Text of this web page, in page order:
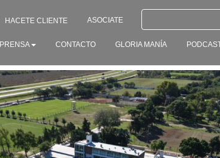
HACETE CLIENTE ASOCIATE
PRENSA CONTACTO GLORIA MANÍA